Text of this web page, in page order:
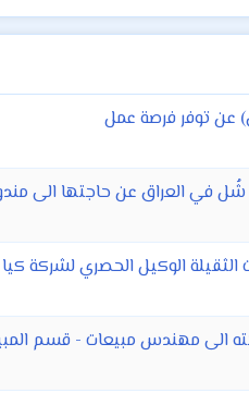
شُل في العراق عن حاجتها الى
الثقيلة الوكيل الحصري لشركة
الى مهندس مبيعات - قسم